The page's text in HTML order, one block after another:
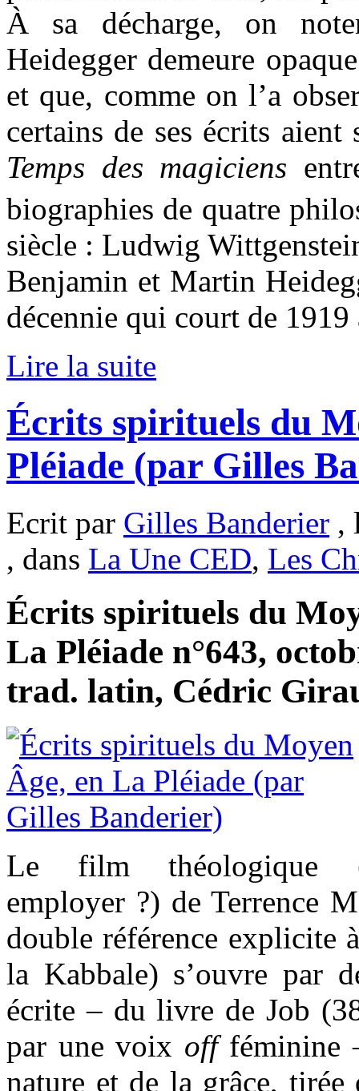
À sa décharge, on
Heidegger demeure
et que, comme on l’a
certains de ses écrits
Temps des magiciens
biographies de quatre
siècle : Ludwig
Benjamin et Martin
décennie qui court de 1919
Lire la suite
Écrits spirituels du
Pléiade (par Gilles
Ecrit par Gilles Banderier ,
, dans La Une CED, Les
Écrits spirituels du
La Pléiade n°643,
trad. latin, Cédric
Le film théologique
employer ?) de Terrence
double référence explicite
la Kabbale) s’ouvre par
écrite – du livre de Job
par une voix off féminine
nature et de la grâce,